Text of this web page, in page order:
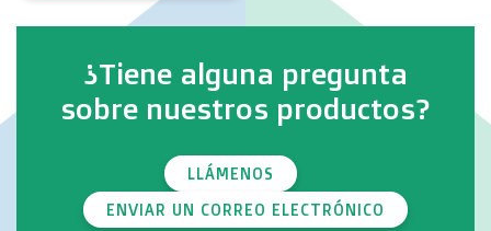
¿Tiene alguna pregunta
sobre nuestros productos?
LLÁMENOS
ENVIAR UN CORREO ELECTRÓNICO